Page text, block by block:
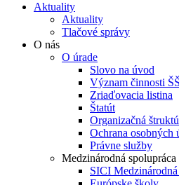
Aktuality
Aktuality
Tlačové správy
O nás
O úrade
Slovo na úvod
Význam činnosti
Zriaďovacia listina
Štatút
Organizačná
Ochrana osobných
Právne služby
Medzinárodná spolupráca
SICI Medzinárodná